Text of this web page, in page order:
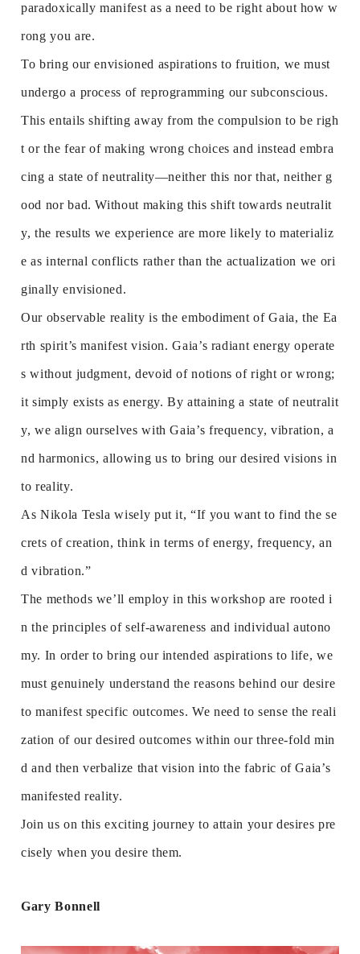
paradoxically manifest as a need to be right about how w
rong you are.
To bring our envisioned aspirations to fruition, we must
undergo a process of reprogramming our subconscious.
This entails shifting away from the compulsion to be righ
t or the fear of making wrong choices and instead embra
cing a state of neutrality—neither this nor that, neither g
ood nor bad. Without making this shift towards neutralit
y, the results we experience are more likely to materializ
e as internal conflicts rather than the actualization we ori
ginally envisioned.
Our observable reality is the embodiment of Gaia, the Ea
rth spirit’s manifest vision. Gaia’s radiant energy operate
s without judgment, devoid of notions of right or wrong;
it simply exists as energy. By attaining a state of neutralit
y, we align ourselves with Gaia’s frequency, vibration, a
nd harmonics, allowing us to bring our desired visions in
to reality.
As Nikola Tesla wisely put it, “If you want to find the se
crets of creation, think in terms of energy, frequency, an
d vibration.”
The methods we’ll employ in this workshop are rooted i
n the principles of self-awareness and individual autono
my. In order to bring our intended aspirations to life, we
must genuinely understand the reasons behind our desire
to manifest specific outcomes. We need to sense the reali
zation of our desired outcomes within our three-fold min
d and then verbalize that vision into the fabric of Gaia’s
manifested reality.
Join us on this exciting journey to attain your desires pre
cisely when you desire them.
Gary Bonnell